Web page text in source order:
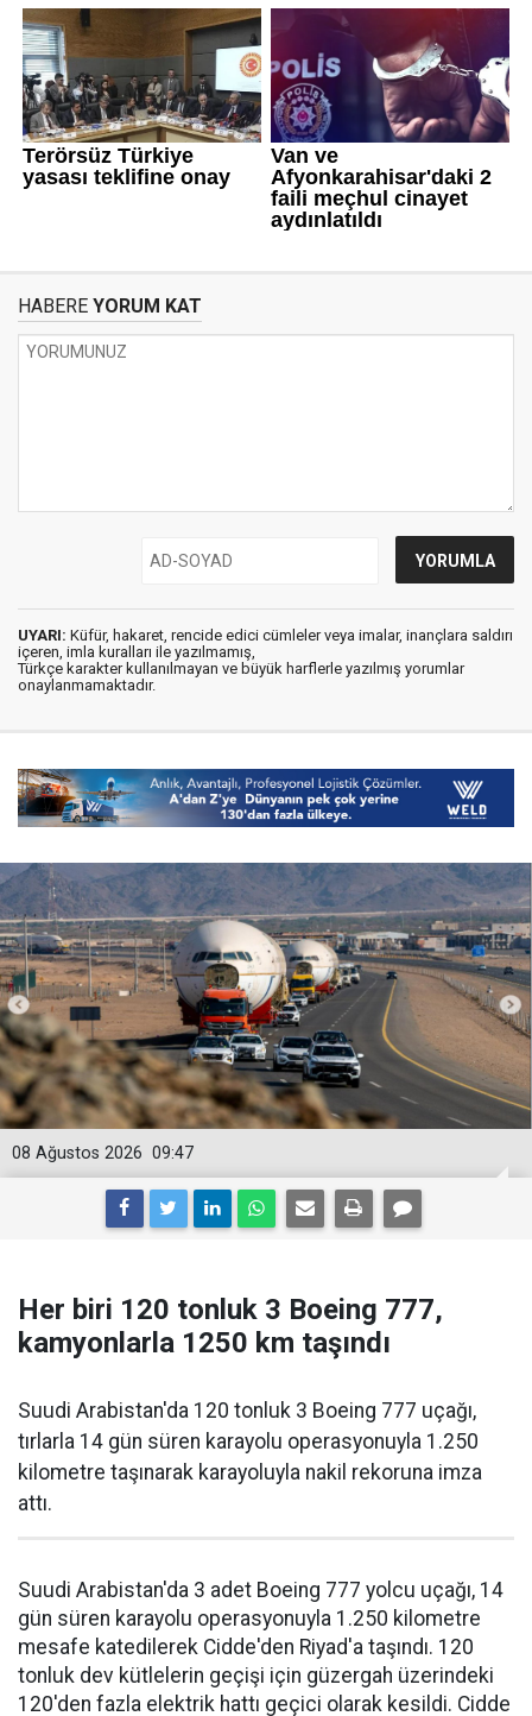
HABERE YORUM KAT
UYARI: Küfür, hakaret, rencide edici cümleler veya imalar, inançlara saldırı
içeren, imla kuralları ile yazılmamış,
Türkçe karakter kullanılmayan ve büyük harflerle yazılmış yorumlar
onaylanmamaktadır.
09:47
08 Ağustos 2026
Her biri 120 tonluk 3 Boeing 777,
kamyonlarla 1250 km taşındı
Suudi Arabistan'da 120 tonluk 3 Boeing 777 uçağı,
tırlarla 14 gün süren karayolu operasyonuyla 1.250
kilometre taşınarak karayoluyla nakil rekoruna imza
attı.
Suudi Arabistan'da 3 adet Boeing 777 yolcu uçağı, 14
gün süren karayolu operasyonuyla 1.250 kilometre
mesafe katedilerek Cidde'den Riyad'a taşındı. 120
tonluk dev kütlelerin geçişi için güzergah üzerindeki
120'den fazla elektrik hattı geçici olarak kesildi. Cidde